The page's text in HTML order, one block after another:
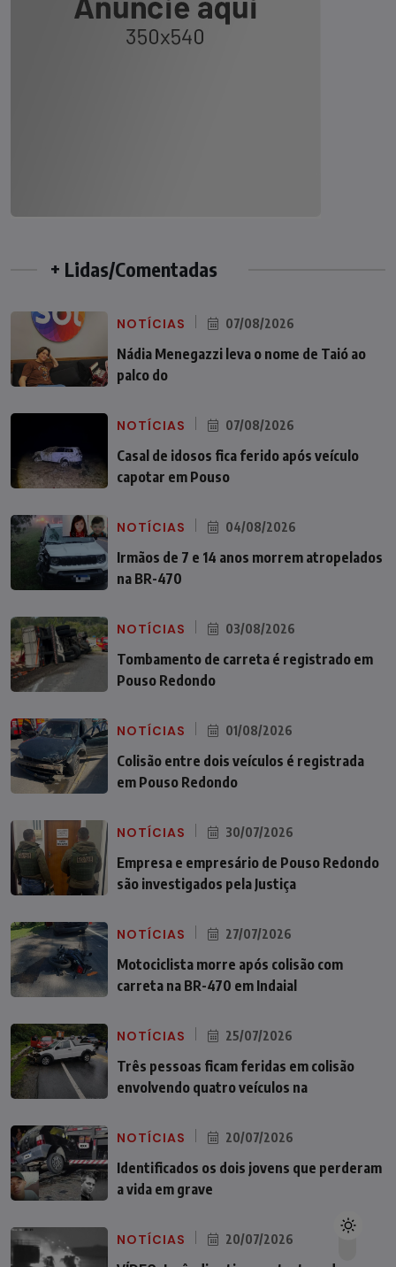
+ Lidas/Comentadas
NOTÍCIAS 07/08/2026
Nádia Menegazzi leva o nome de Taió ao
palco do
NOTÍCIAS 07/08/2026
Casal de idosos fica ferido após veículo
capotar em Pouso
NOTÍCIAS 04/08/2026
Irmãos de 7 e 14 anos morrem atropelados
na BR-470
NOTÍCIAS 03/08/2026
Tombamento de carreta é registrado em
Pouso Redondo
NOTÍCIAS 01/08/2026
Colisão entre dois veículos é registrada
em Pouso Redondo
NOTÍCIAS 30/07/2026
Empresa e empresário de Pouso Redondo
são investigados pela Justiça
NOTÍCIAS 27/07/2026
Motociclista morre após colisão com
carreta na BR-470 em Indaial
NOTÍCIAS 25/07/2026
Três pessoas ficam feridas em colisão
envolvendo quatro veículos na
NOTÍCIAS 20/07/2026
Identificados os dois jovens que perderam
a vida em grave
NOTÍCIAS 20/07/2026